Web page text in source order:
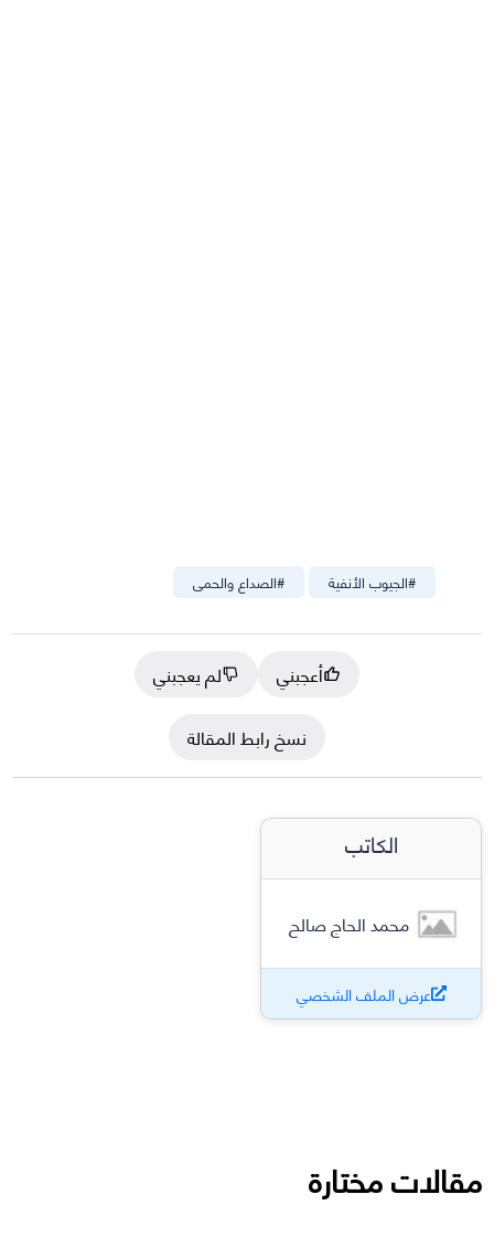
#الصداع والحمى #الجيوب الأنفية
أعجبني
لم يعجبني
نسخ رابط المقالة
الكاتب
محمد الحاج صالح
عرض الملف الشخصي
مقالات مختارة